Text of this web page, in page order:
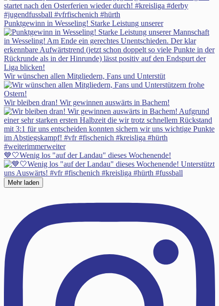
Punktgewinn in Wesseling! Starke Leistung unserer
Wir wünschen allen Mitgliedern, Fans und Unterstüt
Wir bleiben dran! Wir gewinnen auswärts in Bachem!
💙🤍Wenig los "auf der Landau" dieses Wochenende!
Mehr laden